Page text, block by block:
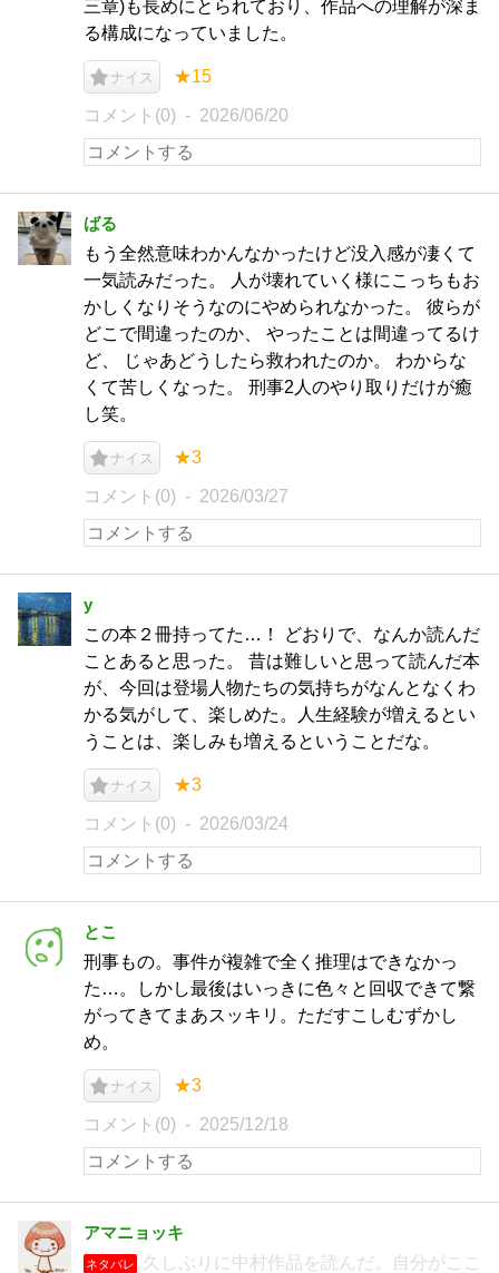
三章)も長めにとられており、作品への理解が深ま
る構成になっていました。
ナイス ★15
コメント(0) 2026/06/20
ばる
もう全然意味わかんなかったけど没入感が凄くて
一気読みだった。 人が壊れていく様にこっちもお
かしくなりそうなのにやめられなかった。 彼らが
どこで間違ったのか、 やったことは間違ってるけ
ど、 じゃあどうしたら救われたのか。 わからな
くて苦しくなった。 刑事2人のやり取りだけが癒
し笑。
ナイス ★3
コメント(0) 2026/03/27
y
この本２冊持ってた…！ どおりで、なんか読んだ
ことあると思った。 昔は難しいと思って読んだ本
が、今回は登場人物たちの気持ちがなんとなくわ
かる気がして、楽しめた。人生経験が増えるとい
うことは、楽しみも増えるということだな。
ナイス ★3
コメント(0) 2026/03/24
とこ
刑事もの。事件が複雑で全く推理はできなかっ
た…。しかし最後はいっきに色々と回収できて繋
がってきてまあスッキリ。ただすこしむずかし
め。
ナイス ★3
コメント(0) 2025/12/18
アマニョッキ
ネタバレ
久しぶりに中村作品を読んだ。自分がここ